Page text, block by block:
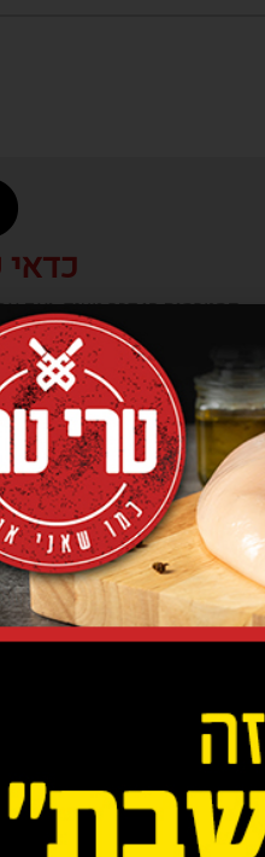
פסטרמות הן דבר טעים, ואף
הודו חזה על גחלים יש קסם
אותו בשורה הראשונה של
ביותר. עוד כאשר פסטרות
ניתן להבחין באיכותם.
העסיסיות שלהן, ואת
הטעמים המיוחדים שואבות
היותן חלק איכותי וייחודי
הגחלים, ומוסיפים את
טעמים עשירים וסוערים,
לאורך זמן רב. את פסטרמות
בתוך פיתה או לאפה עם חומוס